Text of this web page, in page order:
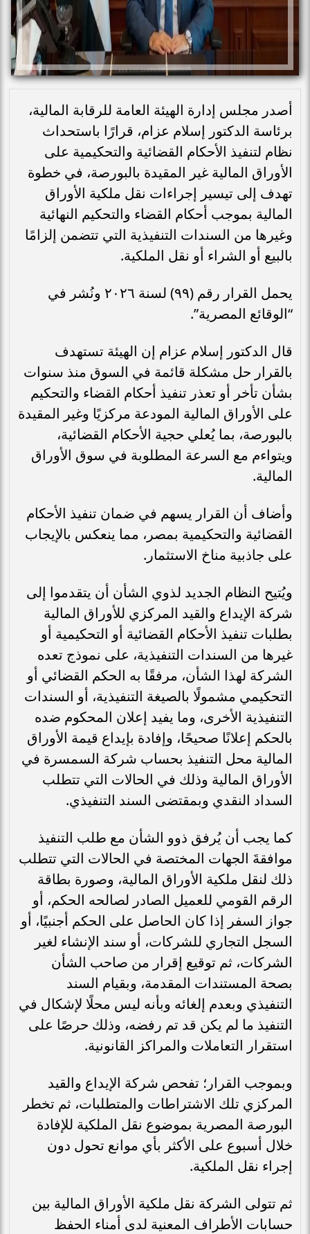
أصدر مجلس إدارة الهيئة العامة للرقابة المالية،
برئاسة الدكتور إسلام عزام، قرارًا باستحداث
نظام لتنفيذ الأحكام القضائية والتحكيمية على
الأوراق المالية غير المقيدة بالبورصة، في خطوة
تهدف إلى تيسير إجراءات نقل ملكية الأوراق
المالية بموجب أحكام القضاء والتحكيم النهائية
وغيرها من السندات التنفيذية التي تتضمن إلزامًا
بالبيع أو الشراء أو نقل الملكية.
يحمل القرار رقم (٩٩) لسنة ٢٠٢٦ ونُشر في
“الوقائع المصرية”.
قال الدكتور إسلام عزام إن الهيئة تستهدف
بالقرار حل مشكلة قائمة في السوق منذ سنوات
بشأن تأخر أو تعذر تنفيذ أحكام القضاء والتحكيم
على الأوراق المالية المودعة مركزيًا وغير المقيدة
بالبورصة، بما يُعلي حجية الأحكام القضائية،
ويتواءم مع السرعة المطلوبة في سوق الأوراق
المالية.
وأضاف أن القرار يسهم في ضمان تنفيذ الأحكام
القضائية والتحكيمية بمصر، مما ينعكس بالإيجاب
على جاذبية مناخ الاستثمار.
ويُتيح النظام الجديد لذوي الشأن أن يتقدموا إلى
شركة الإيداع والقيد المركزي للأوراق المالية
بطلبات تنفيذ الأحكام القضائية أو التحكيمية أو
غيرها من السندات التنفيذية، على نموذج تعده
الشركة لهذا الشأن، مرفقًا به الحكم القضائي أو
التحكيمي مشمولًا بالصيغة التنفيذية، أو السندات
التنفيذية الأخرى، وما يفيد إعلان المحكوم ضده
بالحكم إعلانًا صحيحًا، وإفادة بإيداع قيمة الأوراق
المالية محل التنفيذ بحساب شركة السمسرة في
الأوراق المالية وذلك في الحالات التي تتطلب
السداد النقدي وبمقتضى السند التنفيذي.
كما يجب أن يُرفق ذوو الشأن مع طلب التنفيذ
موافقةَ الجهات المختصة في الحالات التي تتطلب
ذلك لنقل ملكية الأوراق المالية، وصورة بطاقة
الرقم القومي للعميل الصادر لصالحه الحكم، أو
جواز السفر إذا كان الحاصل على الحكم أجنبيًا، أو
السجل التجاري للشركات، أو سند الإنشاء لغير
الشركات، ثم توقيع إقرار من صاحب الشأن
بصحة المستندات المقدمة، وبقيام السند
التنفيذي وبعدم إلغائه وبأنه ليس محلًا لإشكال في
التنفيذ ما لم يكن قد تم رفضه، وذلك حرصًا على
استقرار التعاملات والمراكز القانونية.
وبموجب القرار؛ تفحص شركة الإيداع والقيد
المركزي تلك الاشتراطات والمتطلبات، ثم تخطر
البورصة المصرية بموضوع نقل الملكية للإفادة
خلال أسبوع على الأكثر بأي موانع تحول دون
إجراء نقل الملكية.
ثم تتولى الشركة نقل ملكية الأوراق المالية بين
حسابات الأطراف المعنية لدى أمناء الحفظ